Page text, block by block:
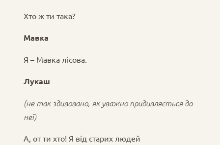
Хто ж ти така?
Мавка
Я – Мавка лісова.
Лукаш
(не так здивовано, як уважно придивляється до
неї)
А, от ти хто! Я від старих людей